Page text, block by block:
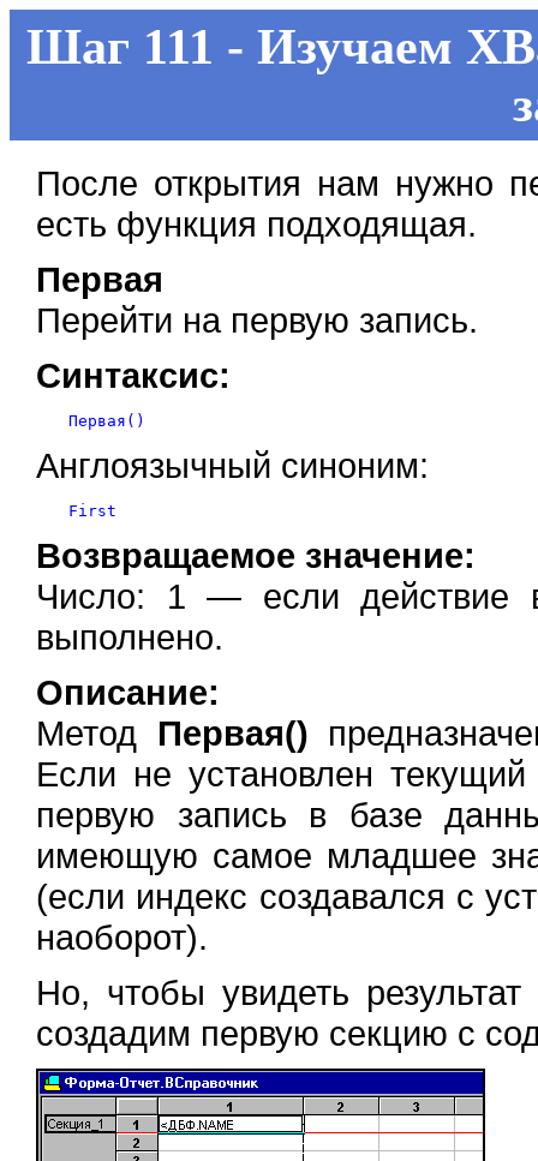
Шаг 111 - Изучаем
После открытия нам нужно
есть функция подходящая.
Первая
Перейти на первую запись.
Синтаксис:
Англоязычный синоним:
Возвращаемое значение:
Число: 1 — если действие
выполнено.
Описание:
Метод Первая()
Если не установлен
первую запись в базе
имеющую самое младшее
(если индекс создавался с
наоборот).
Но, чтобы увидеть
создадим первую секцию с